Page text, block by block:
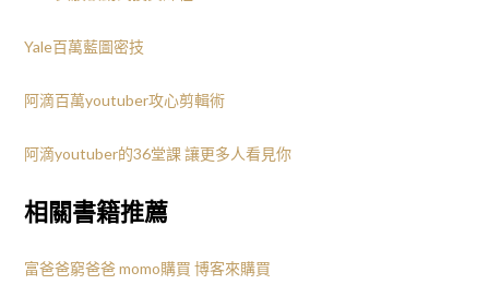
Yale百萬藍圖密技
阿滴百萬youtuber攻心剪輯術
阿滴youtuber的36堂課 讓更多人看見你
相關書籍推薦
富爸爸窮爸爸momo購買 博客來購買